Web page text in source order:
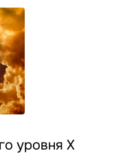
уровня X